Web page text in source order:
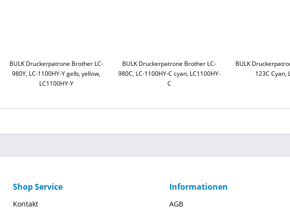
BULK Druckerpatrone Brother LC-
980Y, LC-1100HY-Y gelb, yellow,
LC1100HY-Y
BULK Druckerpatrone Brother LC-
980C, LC-1100HY-C cyan, LC1100HY-
C
BULK
123C Cyan,
Shop Service
Kontakt
Informationen
AGB